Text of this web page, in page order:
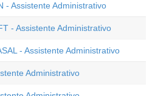
- Assistente Administrativo
- Assistente Administrativo
- Assistente Administrativo
Administrativo